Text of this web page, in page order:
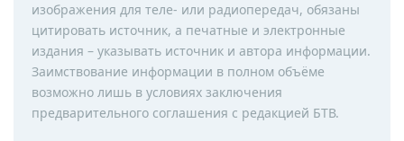
изображения для теле- или радиопередач, обязаны
цитировать источник, а печатные и электронные
издания – указывать источник и автора информации.
Заимствование информации в полном объёме
возможно лишь в условиях заключения
предварительного соглашения с редакцией БТВ.